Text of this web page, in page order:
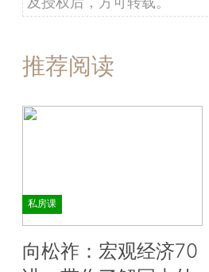
推荐阅读
私房课
向松祚：宏观经济70